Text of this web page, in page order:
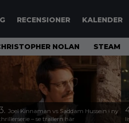
RECENSIONER KALENDER
NOLAN STEAM
Joel Kinnaman vs Saddam Hussein i ny
– se trailern här